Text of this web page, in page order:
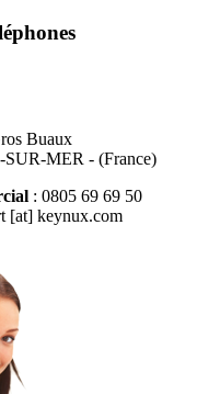
Buaux
MER - (France)
: 0805 69 69 50
[at] keynux.com